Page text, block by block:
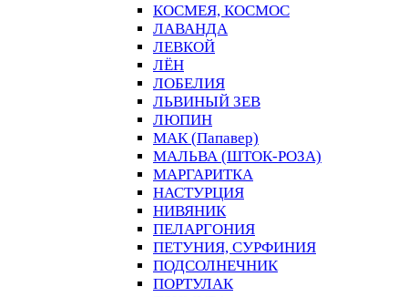
КОСМЕЯ, КОСМОС
ЛАВАНДА
ЛЕВКОЙ
ЛЁН
ЛОБЕЛИЯ
ЛЬВИНЫЙ ЗЕВ
ЛЮПИН
МАК (Папавер)
МАЛЬВА (ШТОК-РОЗА)
МАРГАРИТКА
НАСТУРЦИЯ
НИВЯНИК
ПЕЛАРГОНИЯ
ПЕТУНИЯ, СУРФИНИЯ
ПОДСОЛНЕЧНИК
ПОРТУЛАК